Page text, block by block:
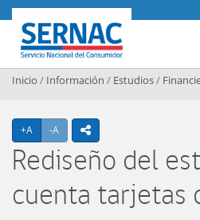
Contenido principal
SERNAC
Inicio / Información / Estudios/
+A Agrandar texto
-A Achicar textoicono
Rediseño del
cuenta tarjetas